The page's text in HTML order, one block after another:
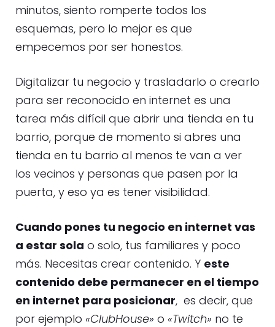
minutos, siento romperte todos los
esquemas, pero lo mejor es que
empecemos por ser honestos.
Digitalizar tu negocio y trasladarlo o crearlo
para ser reconocido en internet es una
tarea más difícil que abrir una tienda en tu
barrio, porque de momento si abres una
tienda en tu barrio al menos te van a ver
los vecinos y personas que pasen por la
puerta, y eso ya es tener visibilidad.
Cuando pones tu negocio en internet vas
a estar sola o solo, tus familiares y poco
más. Necesitas crear contenido. Y este
contenido debe permanecer en el tiempo
en internet para posicionar, es decir, que
por ejemplo «ClubHouse» o «Twitch» no te